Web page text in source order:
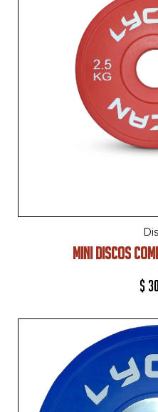
MINI DISCOS
$